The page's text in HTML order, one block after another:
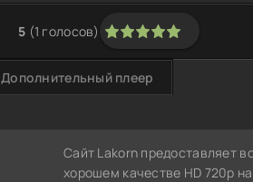
5 (1 голосов)
2 3 4 5
Дополнительный плеер
Сайт Lakorn предоставляет
хорошем качестве HD 720p